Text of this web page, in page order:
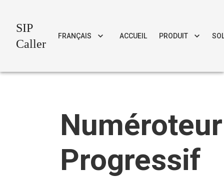
SIP
Caller
FRANÇAIS ACCUEIL PRODUIT
Numéroteur
Progressif